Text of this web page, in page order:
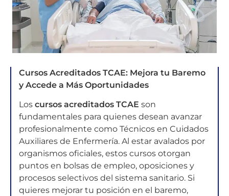
Cursos Acreditados TCAE: Mejora tu Baremo
y Accede a Más Oportunidades
Los cursos acreditados TCAE son
fundamentales para quienes desean avanzar
profesionalmente como Técnicos en Cuidados
Auxiliares de Enfermería. Al estar avalados por
organismos oficiales, estos cursos otorgan
puntos en bolsas de empleo, oposiciones y
procesos selectivos del sistema sanitario. Si
quieres mejorar tu posición en el baremo,